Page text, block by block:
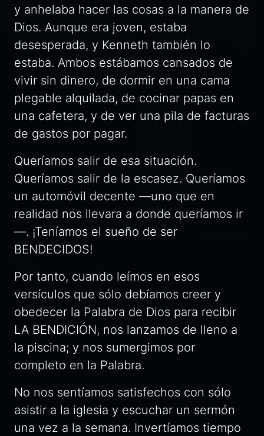
y anhelaba hacer las cosas a la manera de
Dios. Aunque era joven, estaba
desesperada, y Kenneth también lo
estaba. Ambos estábamos cansados de
vivir sin dinero, de dormir en una cama
plegable alquilada, de cocinar papas en
una cafetera, y de ver una pila de facturas
de gastos por pagar.
Queríamos salir de esa situación.
Queríamos salir de la escasez. Queríamos
un automóvil decente —uno que en
realidad nos llevara a donde queríamos ir
—. ¡Teníamos el sueño de ser
BENDECIDOS!
Por tanto, cuando leímos en esos
versículos que sólo debíamos creer y
obedecer la Palabra de Dios para recibir
LA BENDICIÓN, nos lanzamos de lleno a
la piscina; y nos sumergimos por
completo en la Palabra.
No nos sentíamos satisfechos con sólo
asistir a la iglesia y escuchar un sermón
una vez a la semana. Invertíamos tiempo